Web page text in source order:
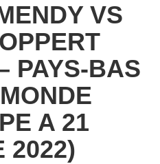
VS
PAYS-BAS
A 21
2022)